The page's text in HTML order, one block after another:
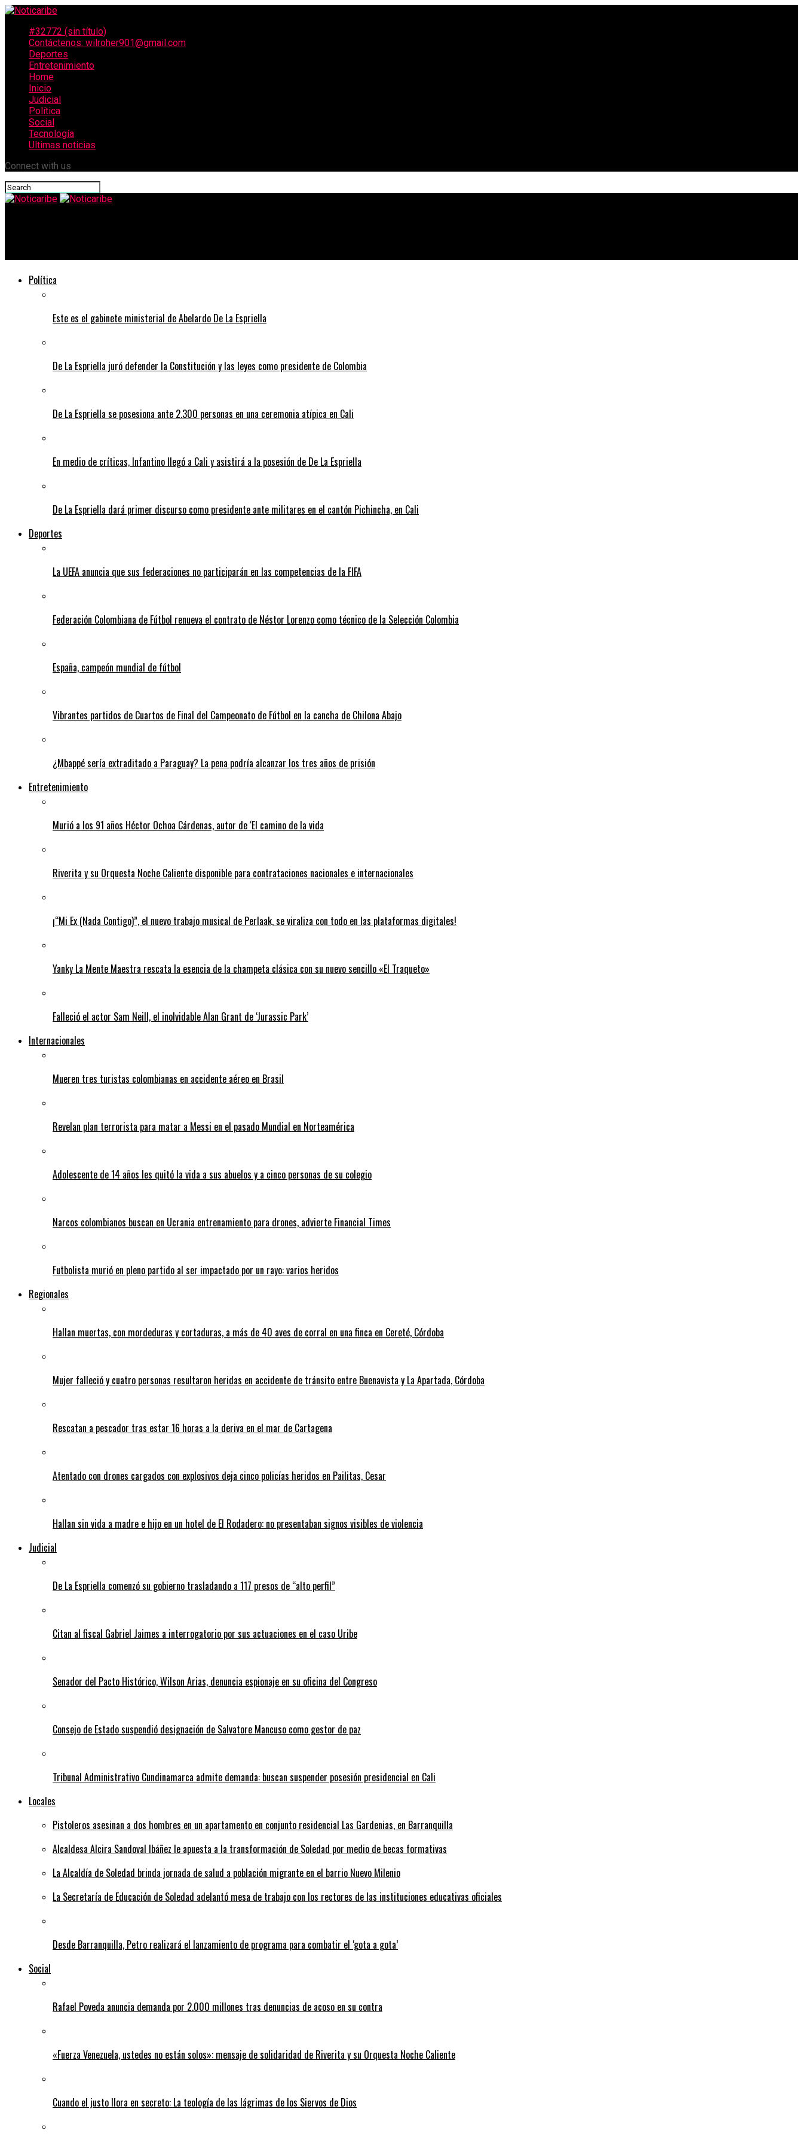
#32772 (sin título)
Contáctenos: wilroher901@gmail.com
Deportes
Entretenimiento
Home
Inicio
Judicial
Política
Social
Tecnología
Ultimas noticias
Connect with us
Política
Este es el gabinete ministerial de Abelardo De La Espriella
De La Espriella juró defender la Constitución y las leyes como presidente de Colombia
De La Espriella se posesiona ante 2.300 personas en una ceremonia atípica en Cali
En medio de críticas, Infantino llegó a Cali y asistirá a la posesión de De La Espriella
De La Espriella dará primer discurso como presidente ante militares en el cantón Pichincha, en Cali
Deportes
La UEFA anuncia que sus federaciones no participarán en las competencias de la FIFA
Federación Colombiana de Fútbol renueva el contrato de Néstor Lorenzo como técnico de la Selección Colombia
España, campeón mundial de fútbol
Vibrantes partidos de Cuartos de Final del Campeonato de Fútbol en la cancha de Chilona Abajo
¿Mbappé sería extraditado a Paraguay? La pena podría alcanzar los tres años de prisión
Entretenimiento
Murió a los 91 años Héctor Ochoa Cárdenas, autor de ‘El camino de la vida
Riverita y su Orquesta Noche Caliente disponible para contrataciones nacionales e internacionales
¡“Mi Ex (Nada Contigo)”, el nuevo trabajo musical de Perlaak, se viraliza con todo en las plataformas digitales!
Yanky La Mente Maestra rescata la esencia de la champeta clásica con su nuevo sencillo «El Traqueto»
Falleció el actor Sam Neill, el inolvidable Alan Grant de ‘Jurassic Park’
Internacionales
Mueren tres turistas colombianas en accidente aéreo en Brasil
Revelan plan terrorista para matar a Messi en el pasado Mundial en Norteamérica
Adolescente de 14 años les quitó la vida a sus abuelos y a cinco personas de su colegio
Narcos colombianos buscan en Ucrania entrenamiento para drones, advierte Financial Times
Futbolista murió en pleno partido al ser impactado por un rayo: varios heridos
Regionales
Hallan muertas, con mordeduras y cortaduras, a más de 40 aves de corral en una finca en Cereté, Córdoba
Mujer falleció y cuatro personas resultaron heridas en accidente de tránsito entre Buenavista y La Apartada, Córdoba
Rescatan a pescador tras estar 16 horas a la deriva en el mar de Cartagena
Atentado con drones cargados con explosivos deja cinco policías heridos en Pailitas, Cesar
Hallan sin vida a madre e hijo en un hotel de El Rodadero: no presentaban signos visibles de violencia
Judicial
De La Espriella comenzó su gobierno trasladando a 117 presos de “alto perfil”
Citan al fiscal Gabriel Jaimes a interrogatorio por sus actuaciones en el caso Uribe
Senador del Pacto Histórico, Wilson Arias, denuncia espionaje en su oficina del Congreso
Consejo de Estado suspendió designación de Salvatore Mancuso como gestor de paz
Tribunal Administrativo Cundinamarca admite demanda: buscan suspender posesión presidencial en Cali
Locales
Pistoleros asesinan a dos hombres en un apartamento en conjunto residencial Las Gardenias, en Barranquilla
Alcaldesa Alcira Sandoval Ibáñez le apuesta a la transformación de Soledad por medio de becas formativas
La Alcaldía de Soledad brinda jornada de salud a población migrante en el barrio Nuevo Milenio
La Secretaría de Educación de Soledad adelantó mesa de trabajo con los rectores de las instituciones educativas oficiales
Desde Barranquilla, Petro realizará el lanzamiento de programa para combatir el ‘gota a gota’
Social
Rafael Poveda anuncia demanda por 2.000 millones tras denuncias de acoso en su contra
«Fuerza Venezuela, ustedes no están solos»: mensaje de solidaridad de Riverita y su Orquesta Noche Caliente
Cuando el justo llora en secreto: La teología de las lágrimas de los Siervos de Dios